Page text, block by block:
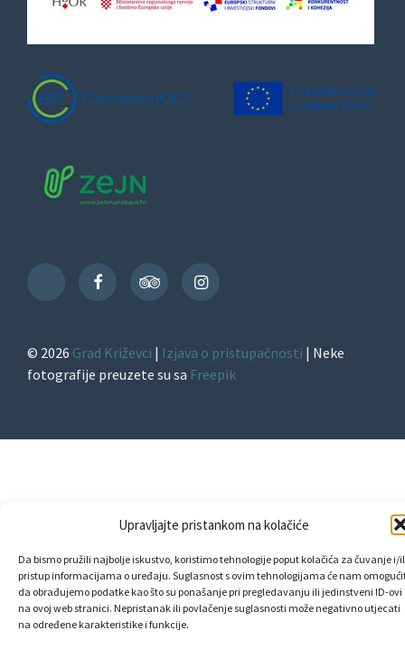
Upravljajte pristankom na kolačiće
Da bismo pružili najbolje iskustvo, koristimo tehnologije poput kolačića za čuvanje i/
pristup informacijama o uređaju. Suglasnost s ovim tehnologijama će nam
da obrađujemo podatke kao što su ponašanje pri pregledavanju ili jedinstveni ID-ovi
na ovoj web stranici. Nepristanak ili povlačenje suglasnosti može negativno utjecati
na određene karakteristike i funkcije.
TikTok
FacebookTripAdvisorInstagram
© 2026 Grad Križevci | Izjava o pristupačnosti | Neke
fotografije preuzete su sa Freepik